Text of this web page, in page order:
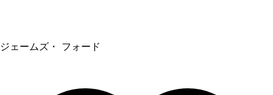
ジェームズ・ フォード